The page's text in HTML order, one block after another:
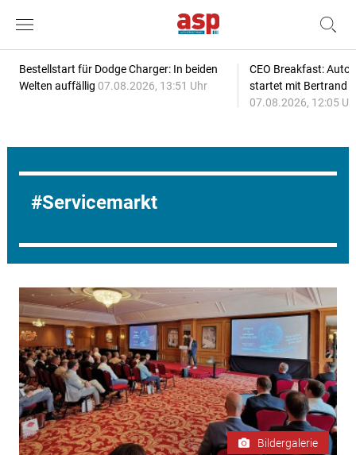
Bestellstart für Dodge Charger: In beiden
Welten auffällig 07.08.2026, 13:51 Uhr
CEO Breakfast:
startet mit Bertrand
07.08.2026, 12:05
Servicemarkt
Bildergalerie